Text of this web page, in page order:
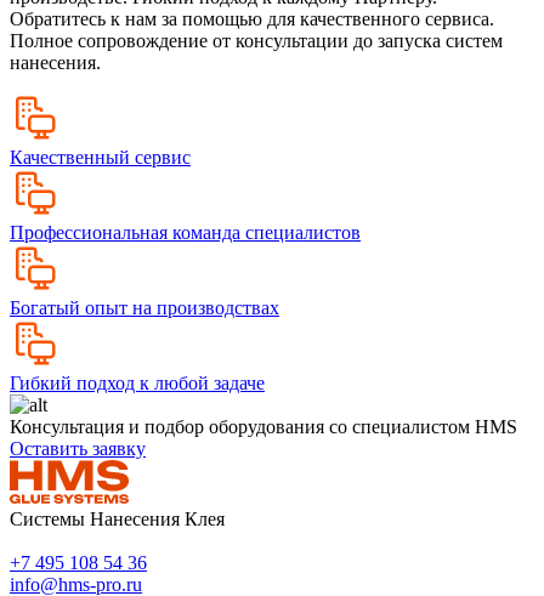
Обратитесь к нам за помощью для качественного сервиса.
Полное сопровождение от консультации до запуска систем
нанесения.
Качественный сервис
Профессиональная команда специалистов
Богатый опыт на производствах
Гибкий подход к любой задаче
Консультация и подбор оборудования со специалистом HMS
Оставить заявку
Системы Нанесения Клея
+7 495 108 54 36
info@hms-pro.ru